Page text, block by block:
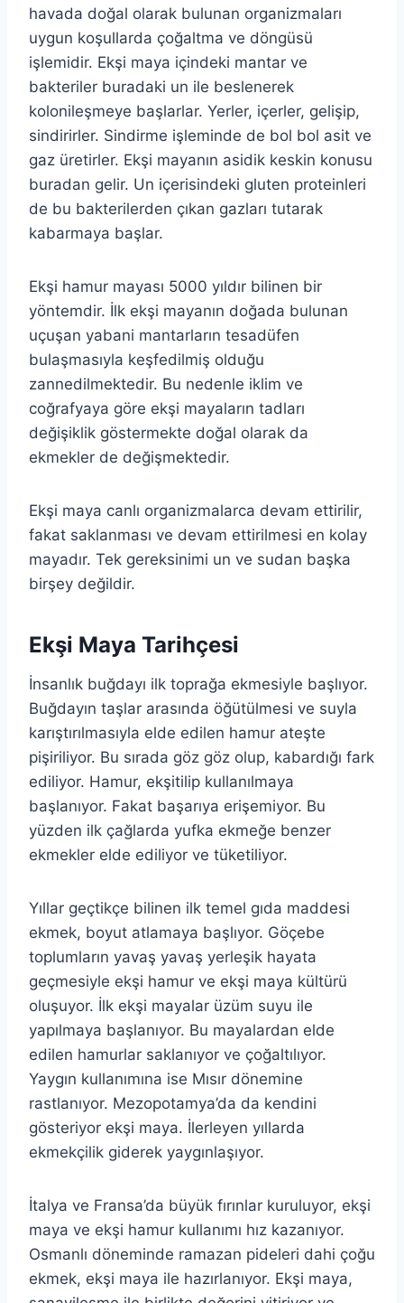
havada doğal olarak bulunan organizmaları
uygun koşullarda çoğaltma ve döngüsü
işlemidir. Ekşi maya içindeki mantar ve
bakteriler buradaki un ile beslenerek
kolonileşmeye başlarlar. Yerler, içerler, gelişip,
sindirirler. Sindirme işleminde de bol bol asit ve
gaz üretirler. Ekşi mayanın asidik keskin konusu
buradan gelir. Un içerisindeki gluten proteinleri
de bu bakterilerden çıkan gazları tutarak
kabarmaya başlar.
Ekşi hamur mayası 5000 yıldır bilinen bir
yöntemdir. İlk ekşi mayanın doğada bulunan
uçuşan yabani mantarların tesadüfen
bulaşmasıyla keşfedilmiş olduğu
zannedilmektedir. Bu nedenle iklim ve
coğrafyaya göre ekşi mayaların tadları
değişiklik göstermekte doğal olarak da
ekmekler de değişmektedir.
Ekşi maya canlı organizmalarca devam ettirilir,
fakat saklanması ve devam ettirilmesi en kolay
mayadır. Tek gereksinimi un ve sudan başka
birşey değildir.
Ekşi Maya Tarihçesi
İnsanlık buğdayı ilk toprağa ekmesiyle başlıyor.
Buğdayın taşlar arasında öğütülmesi ve suyla
karıştırılmasıyla elde edilen hamur ateşte
pişiriliyor. Bu sırada göz göz olup, kabardığı fark
ediliyor. Hamur, ekşitilip kullanılmaya
başlanıyor. Fakat başarıya erişemiyor. Bu
yüzden ilk çağlarda yufka ekmeğe benzer
ekmekler elde ediliyor ve tüketiliyor.
Yıllar geçtikçe bilinen ilk temel gıda maddesi
ekmek, boyut atlamaya başlıyor. Göçebe
toplumların yavaş yavaş yerleşik hayata
geçmesiyle ekşi hamur ve ekşi maya kültürü
oluşuyor. İlk ekşi mayalar üzüm suyu ile
yapılmaya başlanıyor. Bu mayalardan elde
edilen hamurlar saklanıyor ve çoğaltılıyor.
Yaygın kullanımına ise Mısır dönemine
rastlanıyor. Mezopotamya’da da kendini
gösteriyor ekşi maya. İlerleyen yıllarda
ekmekçilik giderek yaygınlaşıyor.
İtalya ve Fransa’da büyük fırınlar kuruluyor, ekşi
maya ve ekşi hamur kullanımı hız kazanıyor.
Osmanlı döneminde ramazan pideleri dahi çoğu
ekmek, ekşi maya ile hazırlanıyor. Ekşi maya,